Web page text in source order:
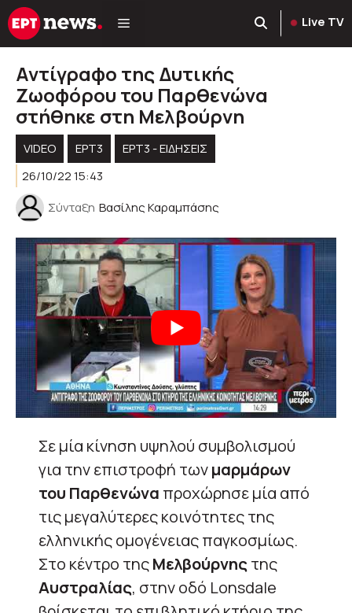
Μετάβαση
σε
Live TV
Αντίγραφο της Δυτικής
Ζωοφόρου του Παρθενώνα
στήθηκε στη Μελβούρνη
VIDEO ΕΡΤ3
ΕΡΤ3 - ΕΙΔΉΣΕΙΣ
26/10/22 15:43
Σύνταξη Βασίλης Καραμπάσης
Σε μία κίνηση υψηλού συμβολισμού
για την επιστροφή τωνμαρμάρων
του Παρθενώνα προχώρησε μία από
τις μεγαλύτερες κοινότητες της
ελληνικής ομογένειας παγκοσμίως.
Στο κέντρο τηςΜελβούρνηςτης
Αυστραλίας, στην οδό Lonsdale